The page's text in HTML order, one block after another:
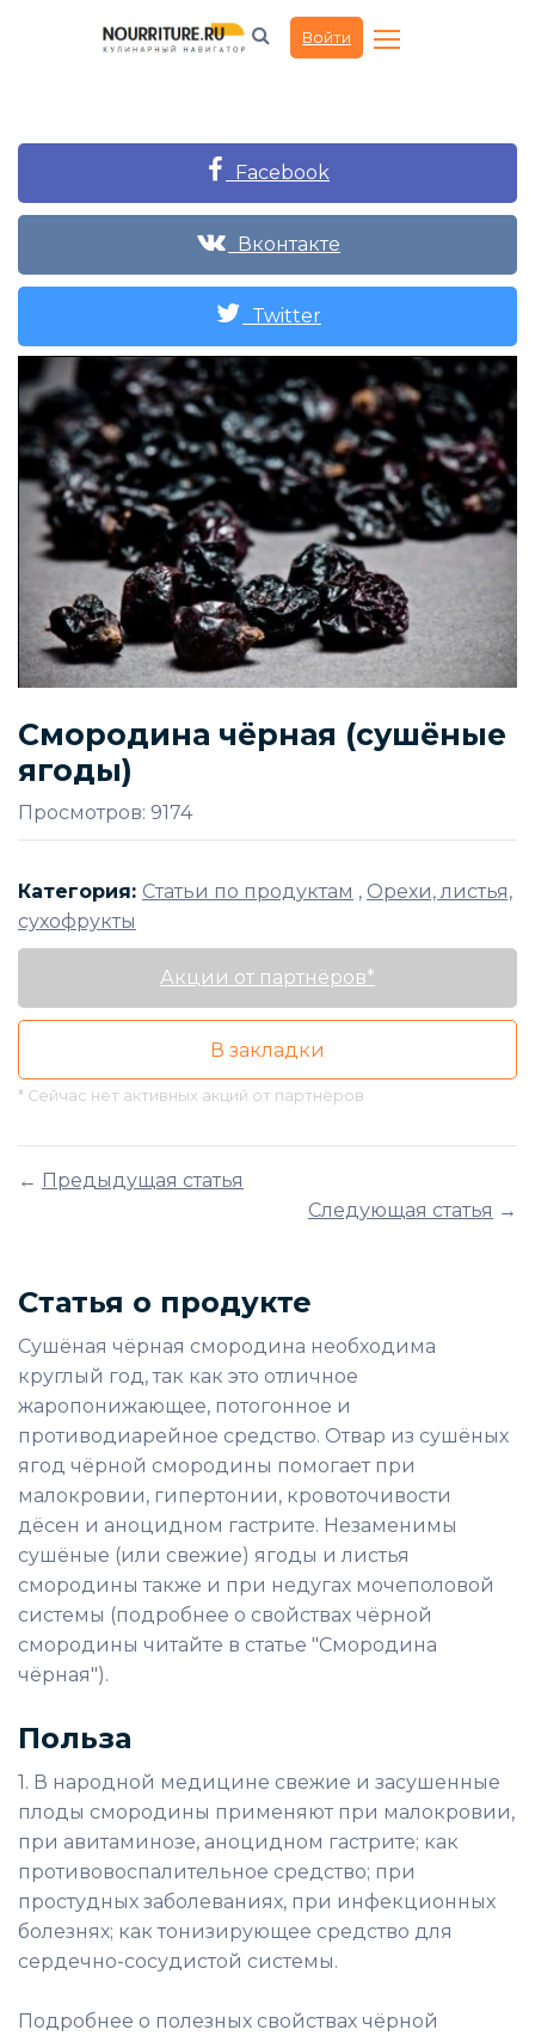
Войти
Facebook
Вконтакте
Twitter
Смородина чёрная (сушёные
ягоды)
Просмотров: 9174
Категория: Статьи по продуктам , Орехи, листья,
сухофрукты
Акции от партнёров*
В закладки
* Сейчас нет активных акций от партнёров
← Предыдущая статья
Следующая статья →
Статья о продукте
Сушёная чёрная смородина необходима
круглый год, так как это отличное
жаропонижающее, потогонное и
противодиарейное средство. Отвар из сушёных
ягод чёрной смородины помогает при
малокровии, гипертонии, кровоточивости
дёсен и аноцидном гастрите. Незаменимы
сушёные (или свежие) ягоды и листья
смородины также и при недугах мочеполовой
системы (подробнее о свойствах чёрной
смородины читайте в статье "Смородина
чёрная").
Польза
1. В народной медицине свежие и засушенные
плоды смородины применяют при малокровии,
при авитаминозе, аноцидном гастрите; как
противовоспалительное средство; при
простудных заболеваниях, при инфекционных
болезнях; как тонизирующее средство для
сердечно-сосудистой системы.
Подробнее о полезных свойствах чёрной